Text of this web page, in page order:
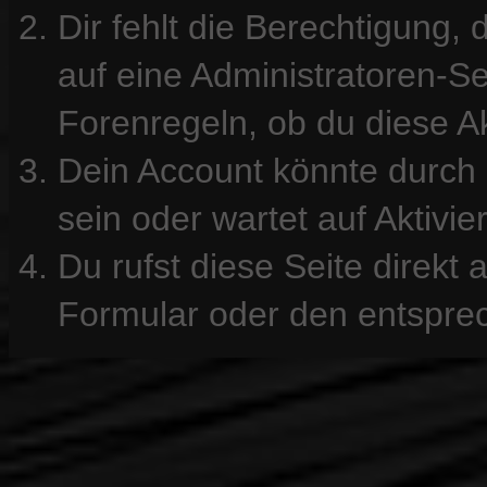
Dir fehlt die Berechtigung,
auf eine Administratoren-
Forenregeln, ob du diese
Dein Account könnte
sein oder wartet auf
Du rufst diese Seite direkt
Formular oder den